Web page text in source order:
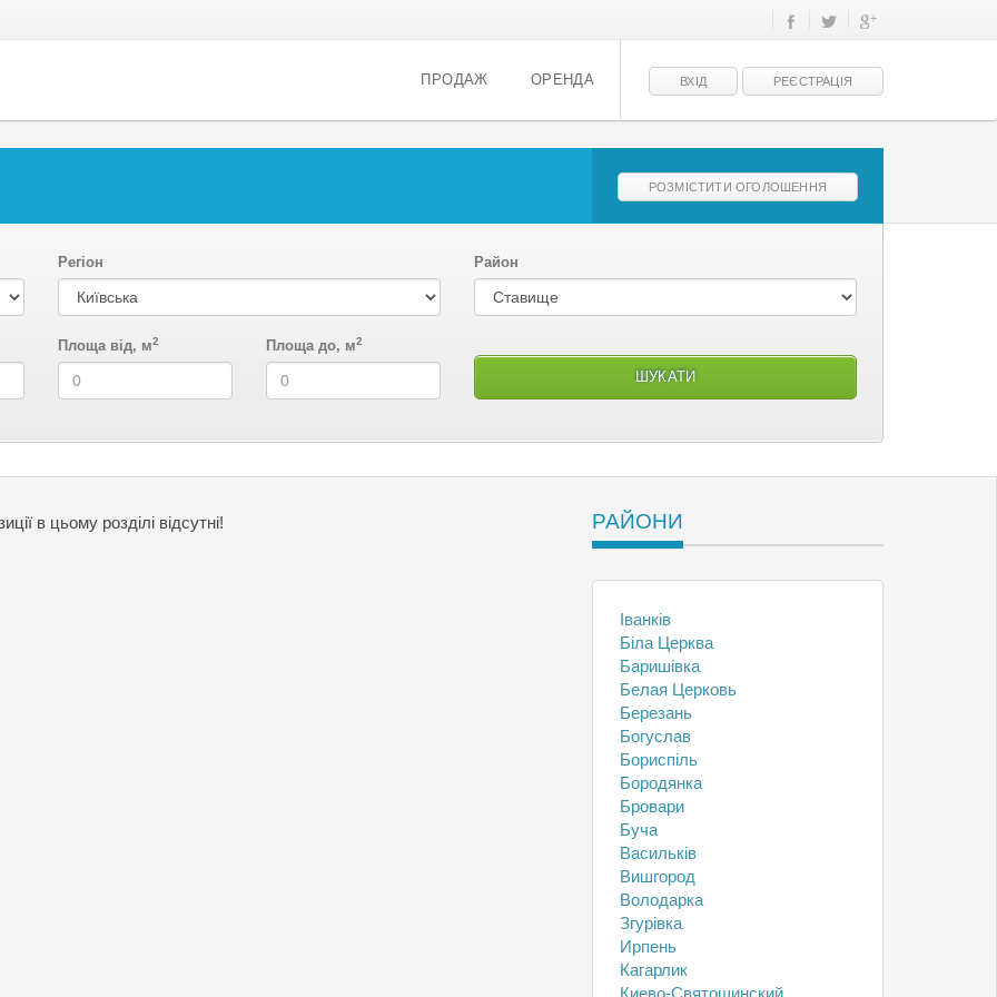
ВХІД РЕЄСТРАЦІЯ
ПРОДАЖ ОРЕНДА
РОЗМІСТИТИ ОГОЛОШЕННЯ
Регіон Район
Площа від, м2 Площа до, м2
в цьому розділі відсутні! РАЙОНИ
Іванків
Біла Церква
Баришівка
Белая Церковь
Березань
Богуслав
Бориспіль
Бородянка
Бровари
Буча
Васильків
Вишгород
Володарка
Згурівка
Ирпень
Кагарлик
Киево-Святошинский